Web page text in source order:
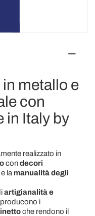
metallo e
con
in Italy by
realizzato in
condecori
la manualità degli
artigianalità e
i
che rendono il